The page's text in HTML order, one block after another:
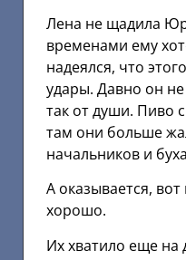
Лена не щадила
временами ему
надеялся, что
удары. Давно он
так от души. Пиво
там они больше
начальников и
А оказывается, вот
хорошо.
Их хватило еще на